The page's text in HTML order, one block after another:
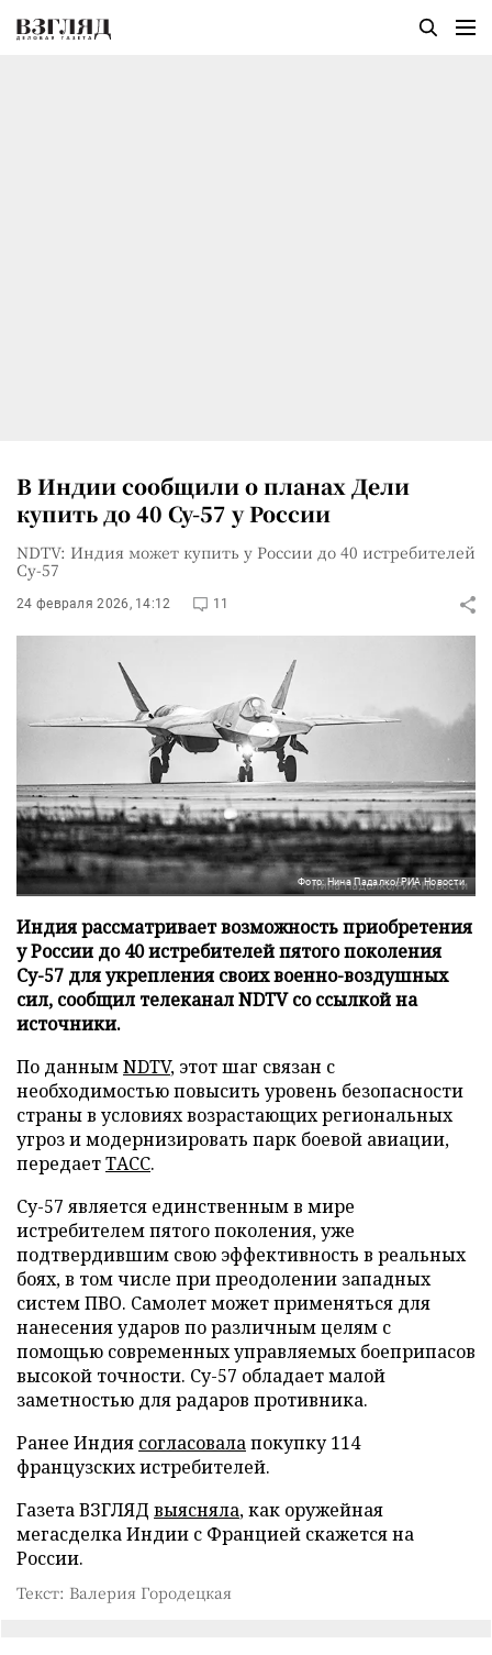
В Индии сообщили о планах Дели
купить до 40 Су-57 у России
NDTV: Индия может купить у России до 40 истребителей
Су-57
24 февраля 2026, 14:12 11
Фото: Нина Падалко/РИА Новости
Индия рассматривает возможность приобретения
у России до 40 истребителей пятого поколения
Су-57 для укрепления своих военно-воздушных
сил, сообщил телеканал NDTV со ссылкой на
источники.
По даннымNDTV, этот шаг связан с
необходимостью повысить уровень безопасности
страны в условиях возрастающих региональных
угроз и модернизировать парк боевой авиации,
передаетТАСС.
Су-57 является единственным в мире
истребителем пятого поколения, уже
подтвердившим свою эффективность в реальных
боях, в том числе при преодолении западных
систем ПВО. Самолет может применяться для
нанесения ударов по различным целям с
помощью современных управляемых боеприпасов
высокой точности. Су-57 обладает малой
заметностью для радаров противника.
Ранее Индия согласовалапокупку 114
французских истребителей.
Газета ВЗГЛЯД выясняла, как оружейная
мегасделка Индии с Францией скажется на
России.
Текст: Валерия Городецкая